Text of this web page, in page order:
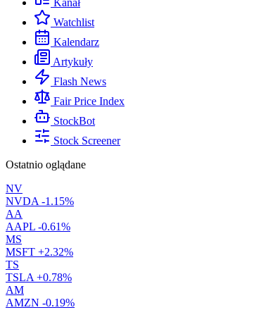
Kanał
Watchlist
Kalendarz
Artykuły
Flash News
Fair Price Index
StockBot
Stock Screener
Ostatnio oglądane
NV
NVDA -1.15%
AA
AAPL -0.61%
MS
MSFT +2.32%
TS
TSLA +0.78%
AM
AMZN -0.19%